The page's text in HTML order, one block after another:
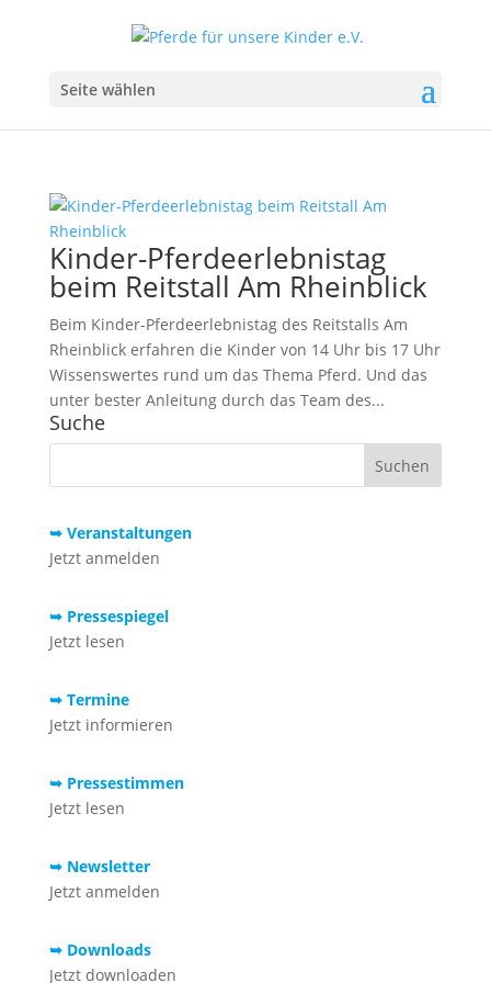
Seite wählen
Kinder-Pferdeerlebnistag
beim Reitstall Am Rheinblick
Beim Kinder-Pferdeerlebnistag des Reitstalls Am
Rheinblick erfahren die Kinder von 14 Uhr bis 17 Uhr
Wissenswertes rund um das Thema Pferd. Und das
unter bester Anleitung durch das Team des...
Suche
➥ Veranstaltungen
Jetzt anmelden
➥ Pressespiegel
Jetzt lesen
➥ Termine
Jetzt informieren
➥ Pressestimmen
Jetzt lesen
➥ Newsletter
Jetzt anmelden
➥ Downloads
Jetzt downloaden